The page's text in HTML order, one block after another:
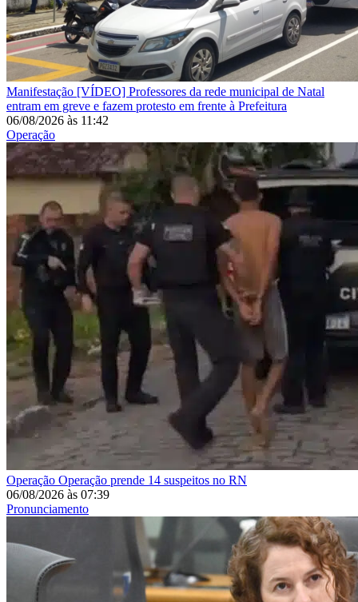
Manifestação [VÍDEO] Professores da rede municipal de Natal
entram em greve e fazem protesto em frente à Prefeitura
06/08/2026 às 11:42
Operação
Operação Operação prende 14 suspeitos no RN
06/08/2026 às 07:39
Pronunciamento